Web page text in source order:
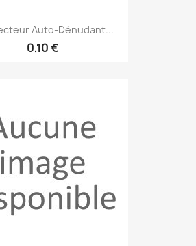
Auto-Dénudant...
0,10 €